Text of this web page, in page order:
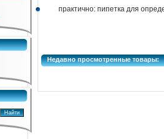
практично: пипетка для
Недавно просмотренные товары: